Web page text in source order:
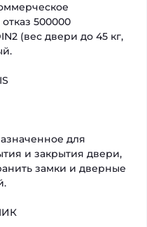
500000
(вес двери до 45 кг,
для
и закрытия двери,
замки и дверные